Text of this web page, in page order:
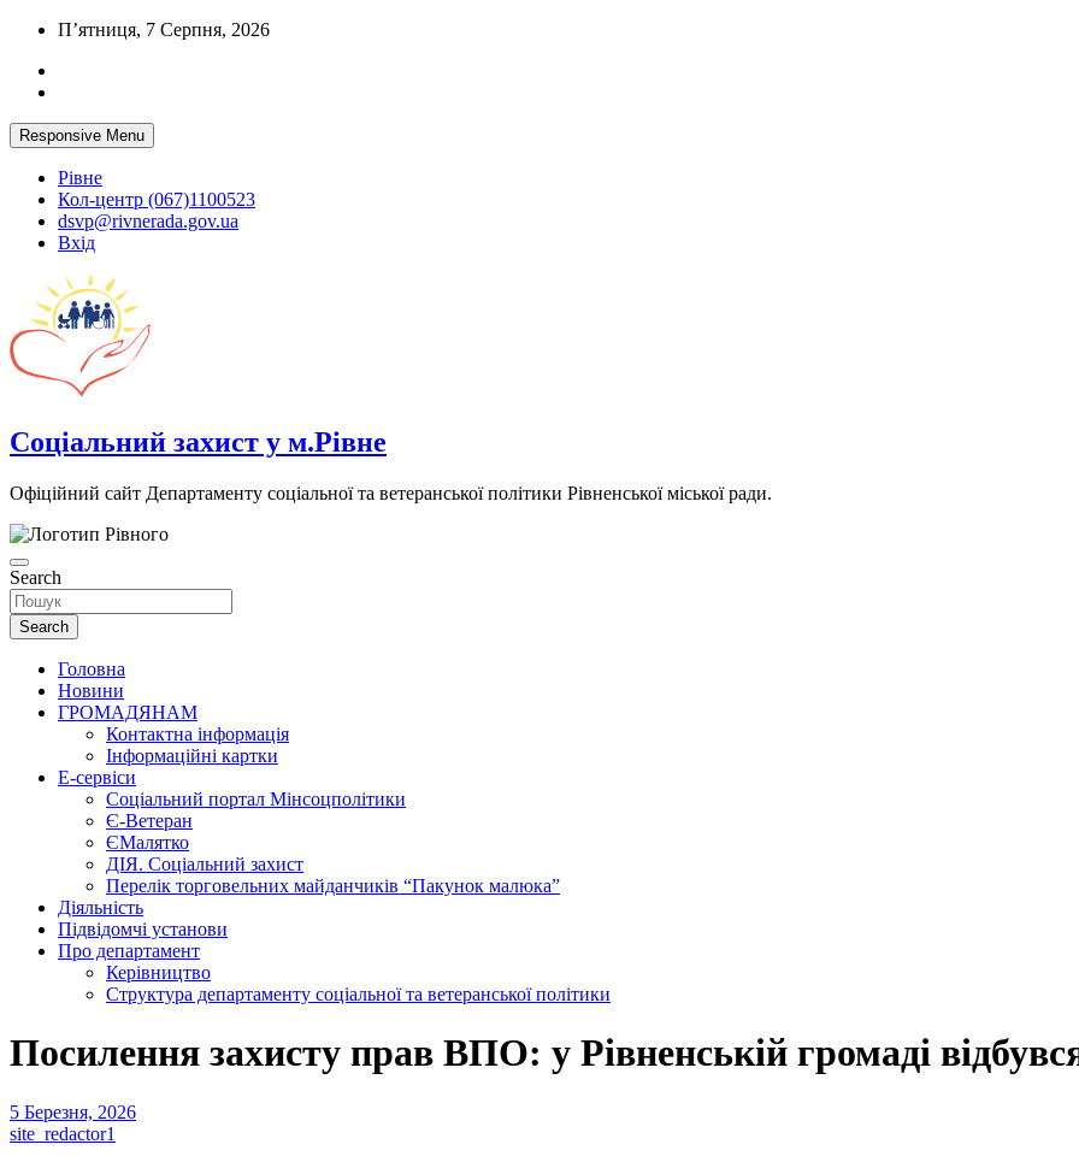
Skip
content
П’ятниця, 7 Серпня, 2026
Responsive Menu
Рівне
Кол-центр (067)1100523
dsvp@rivnerada.gov.ua
Вхід
Соціальний захист у м.Рівне
Офіційний сайт Департаменту соціальної та ветеранської політики Рівненської міської ради.
Search
Search
Головна
Новини
ГРОМАДЯНАМ
Контактна інформація
Інформаційні картки
Е-сервіси
Соціальний портал Мінсоцполітики
Є-Ветеран
ЄМалятко
ДІЯ. Соціальний захист
Перелік торговельних майданчиків “Пакунок малюка”
Діяльність
Підвідомчі установи
Про департамент
Керівництво
Структура департаменту соціальної та ветеранської політики
Посилення захисту прав ВПО: у Рівненській громаді
5 Березня, 2026
site_redactor1